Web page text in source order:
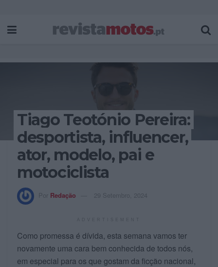
Tiago Teotónio Pereira:
desportista, influencer,
ator, modelo, pai e
motociclista
Por Redação 29 Setembro, 2024
Como promessa é dívida, esta semana vamos ter
novamente uma cara bem conhecida de todos nós,
em especial para os que gostam da ficção nacional,